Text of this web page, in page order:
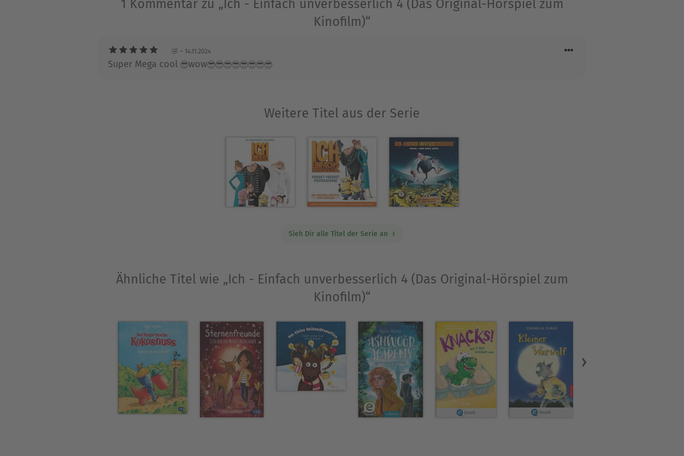
won the Magazine Feature Writer of the Year award for his coverage of the case.
Ausblenden
1 Kommentar zu „Ich - Einfach unverbesserlich 4 (Das Original-Hörspiel zum
Kinofilm)“
🤣 – 14.11.2024
Super Mega cool 😎wow😎😎😎😎😎😎😎😎
Weitere Titel aus der Serie
Sieh Dir alle Titel der Serie an
Ähnliche Titel wie „Ich - Einfach unverbesserlich 4 (Das Original-Hörspiel zum
Kinofilm)“